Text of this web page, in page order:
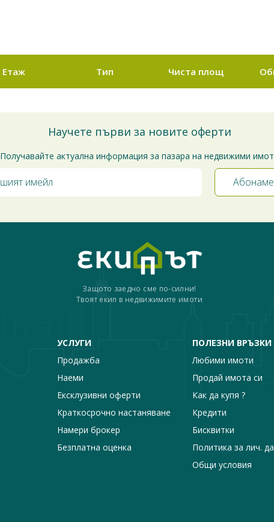
Етаж Тип Чиста площ
Научете първи за новите оферти
Получавайте актуална информация за пазара на недвижими
Защото заедно сме по-силни!
Твоят екип в недвижимите имоти
УСЛУГИ
Продажба
Наеми
Ексклузивни оферти
Краткосрочно настаняване
Намери брокер
Безплатна оценка
ПОЛЕЗНИ ВРЪЗКИ
Любими имоти
Продай имота си
Как да купя ?
Кредити
Бисквитки
Политика за лич.
Общи условия